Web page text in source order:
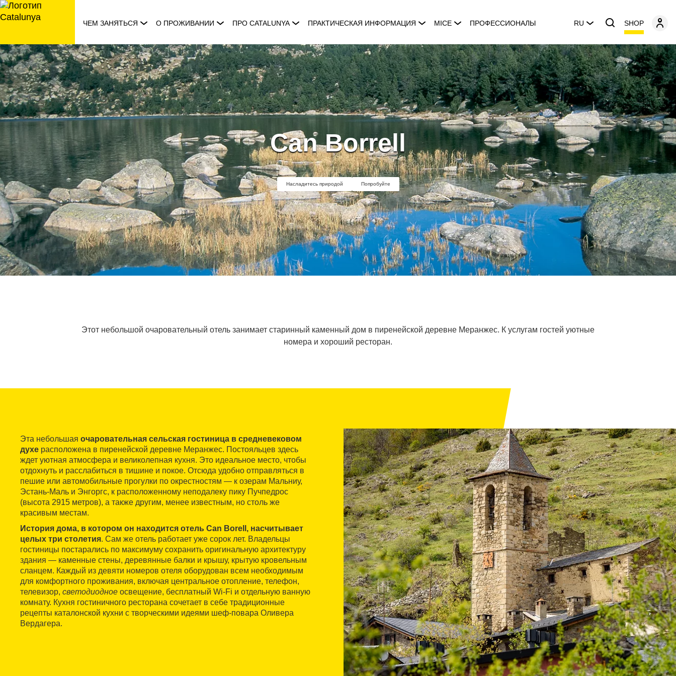
перейти
к
ЧЕМ ЗАНЯТЬСЯ О ПРОЖИВАНИИ ПРО CATALUNYA ПРАКТИЧЕСКАЯ ИНФОРМАЦИЯ MICE ПРОФЕССИОНАЛЫ RU SHOP
Can Borrell
Насладитесь природой Попробуйте
Этот небольшой очаровательный отель занимает старинный каменный дом в пиренейской деревне Меранжес. К услугам гостей уютные
номера и хороший ресторан.
Эта небольшая очаровательная сельская гостиница в средневековом
духе расположена в пиренейской деревне Меранжес. Постояльцев здесь
ждет уютная атмосфера и великолепная кухня. Это идеальное место, чтобы
отдохнуть и расслабиться в тишине и покое. Отсюда удобно отправляться в
пешие или автомобильные прогулки по окрестностям — к озерам Мальниу,
Эстань-Маль и Энгоргс, к расположенному неподалеку пику Пучпедрос
(высота 2915 метров), а также другим, менее известным, но столь же
красивым местам.
История дома, в котором он находится отель Can Borell, насчитывает
целых три столетия. Сам же отель работает уже сорок лет. Владельцы
гостиницы постарались по максимуму сохранить оригинальную архитектуру
здания — каменные стены, деревянные балки и крышу, крытую кровельным
сланцем. Каждый из девяти номеров отеля оборудован всем необходимым
для комфортного проживания, включая центральное отопление, телефон,
телевизор, светодиодное освещение, бесплатный Wi-Fi и отдельную ванную
комнату. Кухня гостиничного ресторана сочетает в себе традиционные
рецепты каталонской кухни с творческими идеями шеф-повара Оливера
Вердагера.